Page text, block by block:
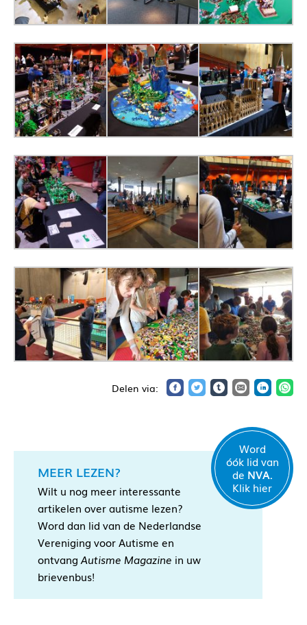
MEER LEZEN?
Wilt u nog meer interessante
artikelen over autisme lezen?
Word dan lid van de Nederlandse
Vereniging voor Autisme en
ontvang Autisme Magazine in uw
brievenbus!
Word
óók lid van
de NVA.
Klik hier